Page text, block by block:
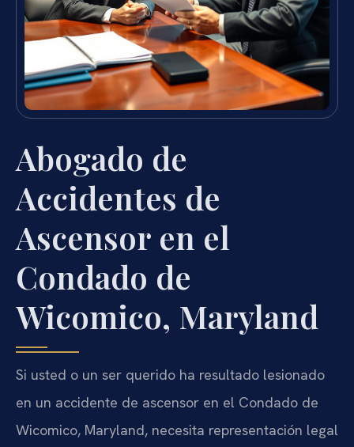
Abogado de
Accidentes de
Ascensor en el
Condado de
Wicomico, Maryland
Si usted o un ser querido ha resultado lesionado
en un accidente de ascensor en el Condado de
Wicomico, Maryland, necesita representación legal